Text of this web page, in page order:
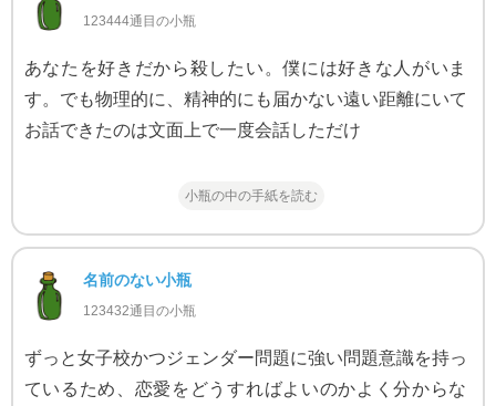
123444通目の小瓶
あなたを好きだから殺したい。僕には好きな人がいま
す。でも物理的に、精神的にも届かない遠い距離にいて
お話できたのは文面上で一度会話しただけ
小瓶の中の手紙を読む
名前のない小瓶
123432通目の小瓶
ずっと女子校かつジェンダー問題に強い問題意識を持っ
ているため、恋愛をどうすればよいのかよく分からな